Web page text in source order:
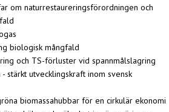
om naturrestaureringsförordningen och
biologisk mångfald
och TS-förluster vid spannmålslagring
- stärkt utvecklingskraft inom svensk
biomassahubbar för en cirkulär ekonomi